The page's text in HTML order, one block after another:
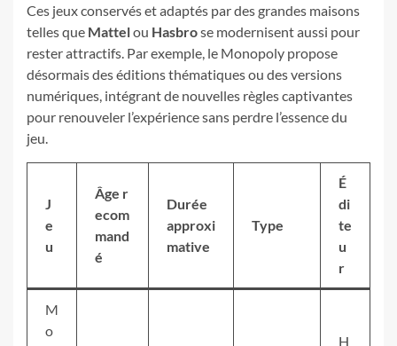
Ces jeux conservés et adaptés par des grandes maisons
telles que Mattelou Hasbrose modernisent aussi pour
rester attractifs. Par exemple, le Monopoly propose
désormais des éditions thématiques ou des versions
numériques, intégrant de nouvelles règles captivantes
pour renouveler l’expérience sans perdre l’essence du
jeu.
J
e
u
Âge r
ecom
mand
é
Durée
approxi
mative
Type
É
di
te
u
r
M
o
H